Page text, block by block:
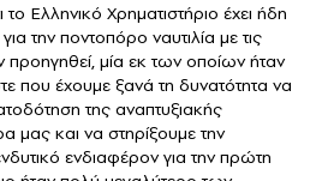
Ελληνικό Χρηματιστήριο έχει ήδη
την ποντοπόρο ναυτιλία με τις
προηγηθεί, μία εκ των οποίων ήταν
που έχουμε ξανά τη δυνατότητα να
της αναπτυξιακής
μας και να στηρίξουμε την
ενδιαφέρον για την πρώτη